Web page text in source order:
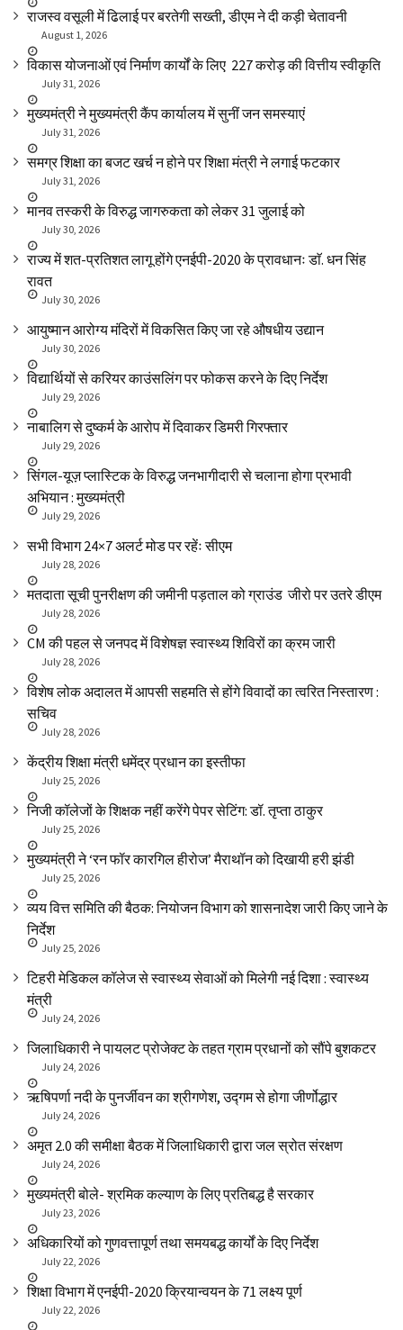
राजस्व वसूली में ढिलाई पर बरतेगी सख्ती, डीएम ने दी कड़ी चेतावनी
August 1, 2026
विकास योजनाओं एवं निर्माण कार्यों के लिए ₹ 227 करोड़ की वित्तीय स्वीकृति
July 31, 2026
मुख्यमंत्री ने मुख्यमंत्री कैंप कार्यालय में सुनीं जन समस्याएं
July 31, 2026
समग्र शिक्षा का बजट खर्च न होने पर शिक्षा मंत्री ने लगाई फटकार
July 31, 2026
मानव तस्करी के विरुद्ध जागरुकता को लेकर 31 जुलाई को
July 30, 2026
राज्य में शत-प्रतिशत लागू होंगे एनईपी-2020 के प्रावधानः डाॅ. धन सिंह
रावत
July 30, 2026
आयुष्मान आरोग्य मंदिरों में विकसित किए जा रहे औषधीय उद्यान
July 30, 2026
विद्यार्थियों से करियर काउंसलिंग पर फोकस करने के दिए निर्देश
July 29, 2026
नाबालिग से दुष्कर्म के आरोप में दिवाकर डिमरी गिरफ्तार
July 29, 2026
सिंगल-यूज़ प्लास्टिक के विरुद्ध जनभागीदारी से चलाना होगा प्रभावी
अभियान : मुख्यमंत्री
July 29, 2026
सभी विभाग 24×7 अलर्ट मोड पर रहेंः सीएम
July 28, 2026
मतदाता सूची पुनरीक्षण की जमीनी पड़ताल को ग्राउंड जीरो पर उतरे डीएम
July 28, 2026
CM की पहल से जनपद में विशेषज्ञ स्वास्थ्य शिविरों का क्रम जारी
July 28, 2026
विशेष लोक अदालत में आपसी सहमति से होंगे विवादों का त्वरित निस्तारण :
सचिव
July 28, 2026
केंद्रीय शिक्षा मंत्री धमेंद्र प्रधान का इस्तीफा
July 25, 2026
निजी कॉलेजों के शिक्षक नहीं करेंगे पेपर सेटिंग: डॉ. तृप्ता ठाकुर
July 25, 2026
मुख्यमंत्री ने ‘रन फॉर कारगिल हीरोज’ मैराथॉन को दिखायी हरी झंडी
July 25, 2026
व्यय वित्त समिति की बैठक: नियोजन विभाग को शासनादेश जारी किए जाने के
निर्देश
July 25, 2026
टिहरी मेडिकल कॉलेज से स्वास्थ्य सेवाओं को मिलेगी नई दिशा : स्वास्थ्य
मंत्री
July 24, 2026
जिलाधिकारी ने पायलट प्रोजेक्ट के तहत ग्राम प्रधानों को सौंपे बुशकटर
July 24, 2026
ऋषिपर्णा नदी के पुनर्जीवन का श्रीगणेश, उद्गम से होगा जीर्णोद्धार
July 24, 2026
अमृत 2.0 की समीक्षा बैठक में जिलाधिकारी द्वारा जल स्रोत संरक्षण
July 24, 2026
मुख्यमंत्री बोले- श्रमिक कल्याण के लिए प्रतिबद्ध है सरकार
July 23, 2026
अधिकारियों को गुणवत्तापूर्ण तथा समयबद्ध कार्यों के दिए निर्देश
July 22, 2026
शिक्षा विभाग में एनईपी-2020 क्रियान्वयन के 71 लक्ष्य पूर्ण
July 22, 2026